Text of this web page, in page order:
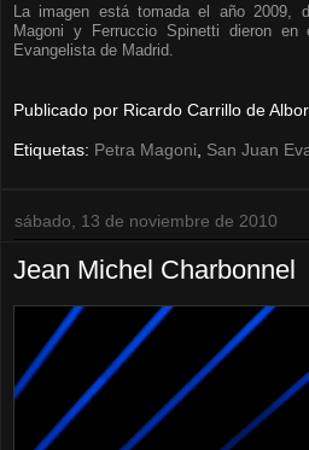
La imagen está tomada el año 2009,
Magoni y Ferruccio Spinetti dieron
Evangelista de Madrid.
Publicado por Ricardo Carrillo de
Etiquetas: Petra Magoni San Juan
sábado, 13 de noviembre de 2010
Jean Michel Charbonnel